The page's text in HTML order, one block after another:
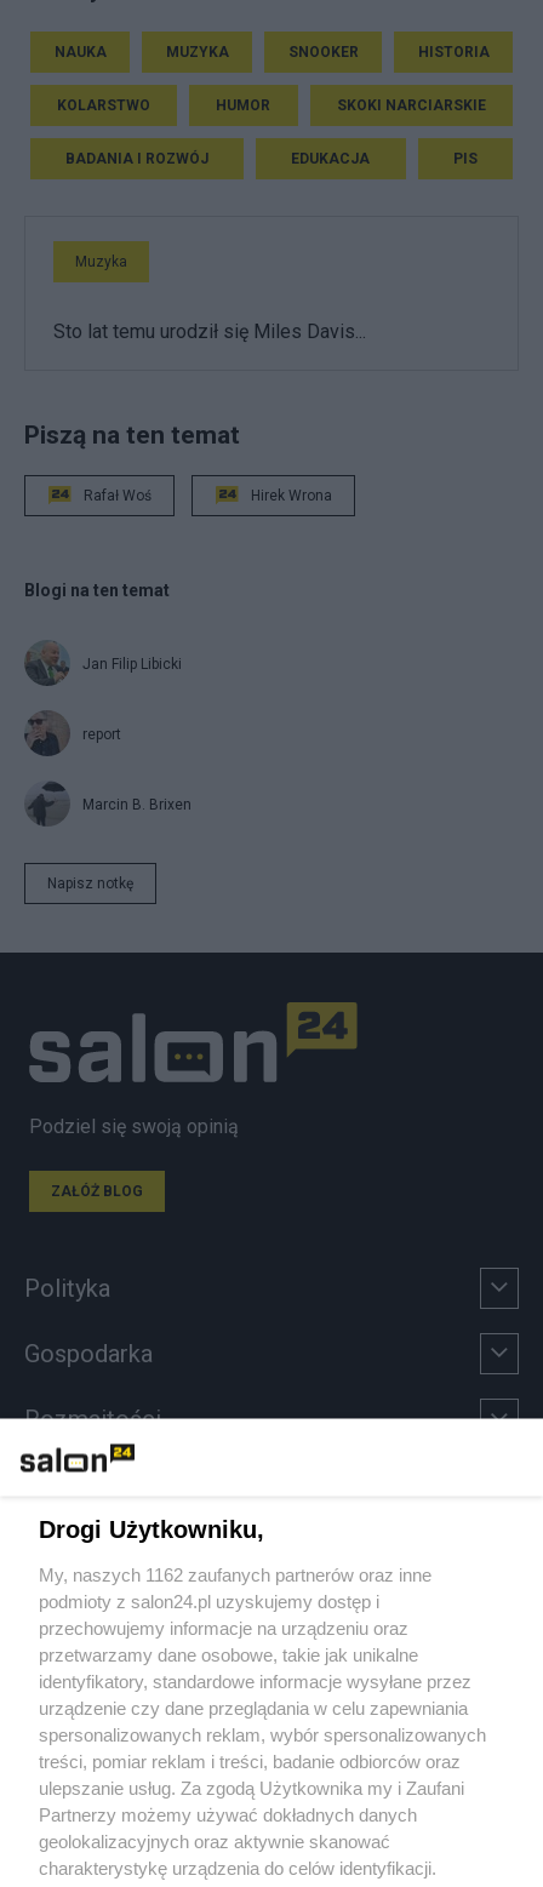
NAUKA MUZYKA SNOOKER HISTORIA
KOLARSTWO HUMOR SKOKI NARCIARSKIE
BADANIA I ROZWÓJ EDUKACJA PIS
Muzyka
Sto lat temu urodził się Miles Davis...
Piszą na ten temat
Rafał Woś Hirek Wrona
Blogi na ten temat
Jan Filip Libicki
report
Marcin B. Brixen
Napisz notkę
Podziel się swoją opinią
ZAŁÓŻ BLOG
Polityka
Gospodarka
Rozmaitości
Sport
Społeczeństwo
Kultura
X Facebook Instagram Youtube
Drogi Użytkowniku,
My, naszych 1162 zaufanych partnerów oraz inne
podmioty z salon24.pl uzyskujemy dostęp i
przechowujemy informacje na urządzeniu oraz
przetwarzamy dane osobowe, takie jak unikalne
identyfikatory, standardowe informacje wysyłane przez
urządzenie czy dane przeglądania w celu zapewniania
spersonalizowanych reklam, wybór spersonalizowanych
treści, pomiar reklam i treści, badanie odbiorców oraz
ulepszanie usług. Za zgodą Użytkownika my i Zaufani
Partnerzy możemy używać dokładnych danych
geolokalizacyjnych oraz aktywnie skanować
charakterystykę urządzenia do celów identyfikacji.